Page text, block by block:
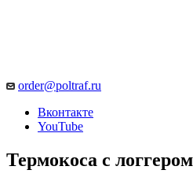
order@poltraf.ru
Вконтакте
YouTube
Термокоса с